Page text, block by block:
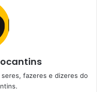
fazeres e dizeres do